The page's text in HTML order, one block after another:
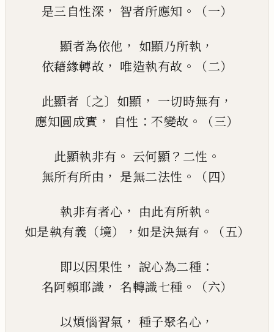
是三自性深 ， 智者所應知 。 （一）
顯者為依他 ， 如顯乃所執 ，
依藉緣轉故 ， 唯造執有故 。 （二）
此顯者 〔之〕 如顯 ， 一切時無有 ，
應知圓成實 ， 自性 ：不變故 。 （三）
此顯執非有 。 云何顯？ 二性 。
無所有所由 ， 是無二法性 。 （四）
執非有者心 ， 由此有所執 。
如是執有義（境） ， 如是決無有 。 （五）
即以因果性 ， 說心為二種 ：
名阿賴耶識 ， 名轉識七種 。 （六）
以煩惱習氣 ， 種子聚名心 ，